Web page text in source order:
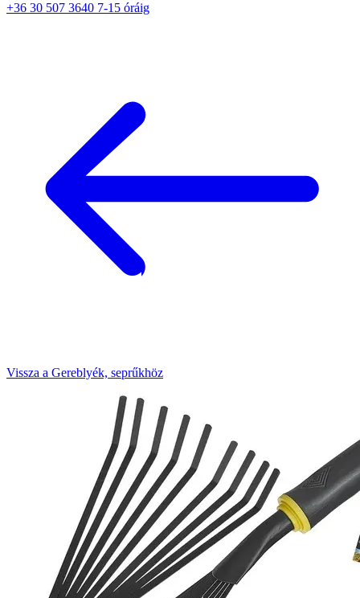
+36 30 507 3640 7-15 óráig
Vissza a Gereblyék, seprűkhöz